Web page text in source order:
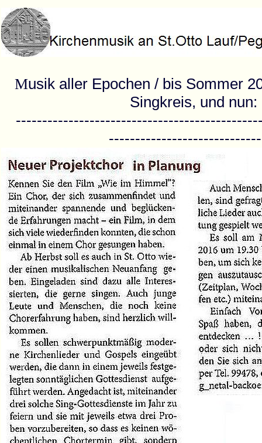
Musik aller Epochen / bis Sommer
Singkreis, und nun:
-----------------------------